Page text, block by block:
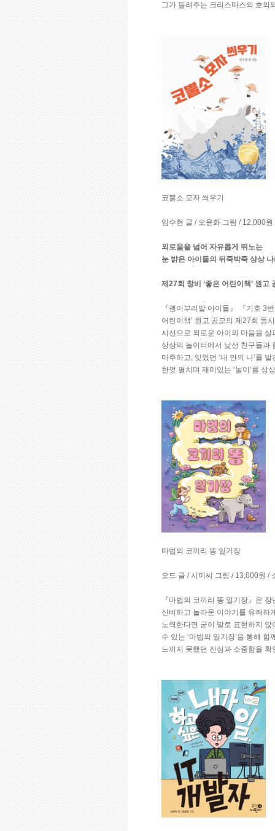
그가 들려주는 크리스마스의 호의
코뿔소 모자 씌우기
임수현 글 / 오윤화 그림 / 12,000원
외로움을 넘어 자유롭게 뛰노는
눈 밝은 아이들의 뒤죽박죽 상상
제27회 창비 ‘좋은 어린이책’ 원고
『괭이부리말 아이들』 『기호 3
어린이책’ 원고 공모의 제27회 동
시선으로 외로운 아이의 마음을
상상의 놀이터에서 낯선 친구들과
마주하고, 잊었던 ‘내 안의 나’를
한껏 펼치며 재미있는 ‘놀이’를
마법의 코끼리 똥 일기장
오드 글 / 시미씨 그림 / 13,000원 /
『마법의 코끼리 똥 일기장』은
신비하고 놀라운 이야기를 유쾌하
노력한다면 굳이 말로 표현하지
수 있는 ‘마법의 일기장’을 통해
느끼지 못했던 진심과 소중함을